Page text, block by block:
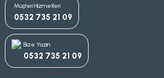
Müşteri Hizmetleri
0532 735 21 09
Bize Yazın
0532 735 21 09